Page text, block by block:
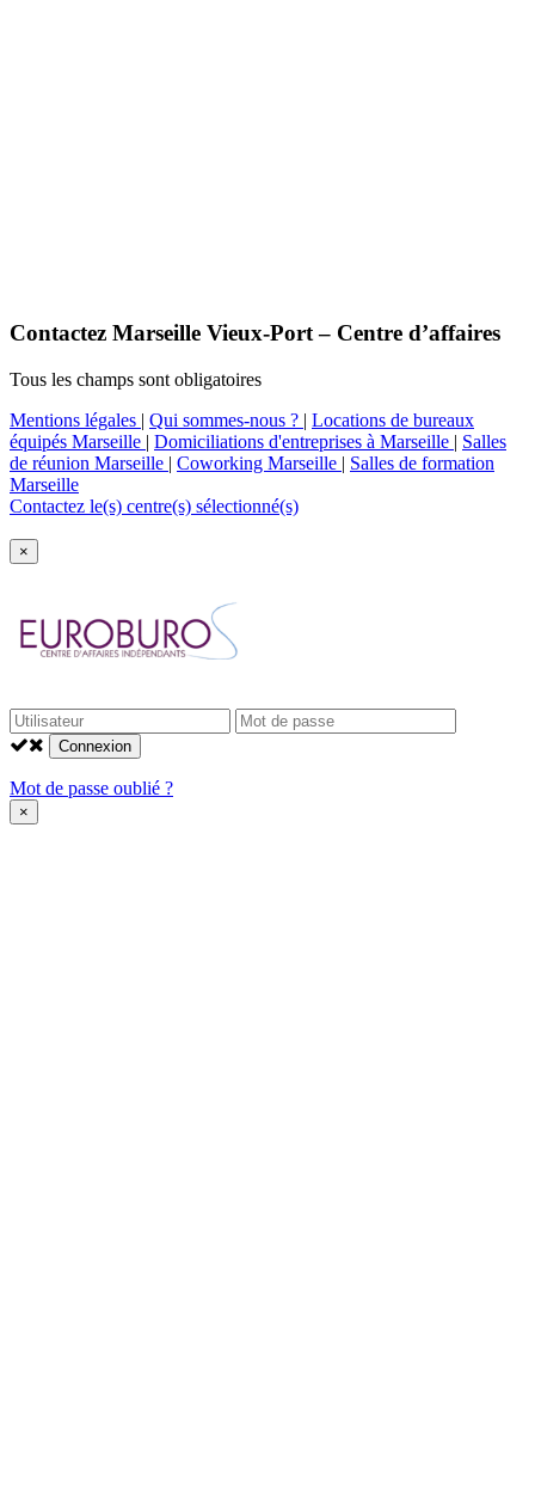
Contactez Marseille Vieux-Port – Centre d’affaires
Tous les champs sont obligatoires
Mentions légales | Qui sommes-nous ? | Locations de bureaux
équipés Marseille | Domiciliations d'entreprises à Marseille | Salles
de réunion Marseille | Coworking Marseille | Salles de formation
Marseille
Contactez le(s) centre(s) sélectionné(s)
×
Connexion
Mot de passe oublié ?
×